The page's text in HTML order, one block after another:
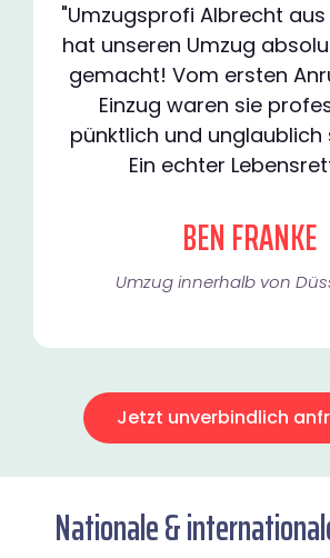
"Umzugsprofi Albrecht
hat unseren Umzug
gemacht! Vom ersten
Einzug waren sie
pünktlich und
Ein echter
BEN FRANKE
Umzug innerhalb von
Jetzt unverbindlich
Nationale &